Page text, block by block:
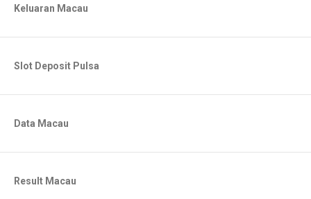
Keluaran Macau
Slot Deposit Pulsa
Data Macau
Result Macau